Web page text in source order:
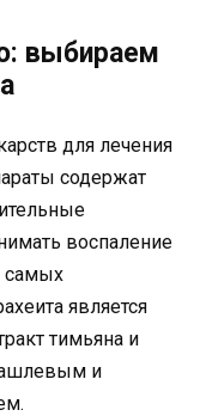
выбираем
для лечения
содержат
воспаление
самых
является
тимьяна и
и